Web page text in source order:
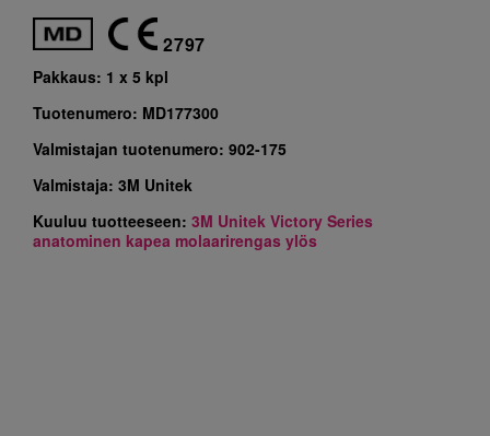
2797
Pakkaus: 1 x 5 kpl
Tuotenumero: MD177300
Valmistajan tuotenumero: 902-175
Valmistaja: 3M Unitek
Kuuluu tuotteeseen: 3M Unitek Victory Series
anatominen kapea molaarirengas ylös